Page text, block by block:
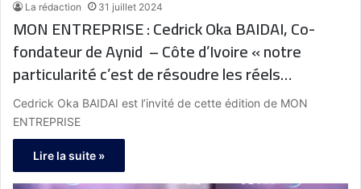
La rédaction 31 juillet 2024
MON ENTREPRISE : Cedrick Oka BAIDAI, Co-
fondateur de Aynid – Côte d’Ivoire « notre
particularité c’est de résoudre les réels
problèmes des africains en trouvant des
solutions qui s’adaptent réellement à notre
écosystème »
Cedrick Oka BAIDAI est l’invité de cette édition de MON
ENTREPRISE
Lire la suite »